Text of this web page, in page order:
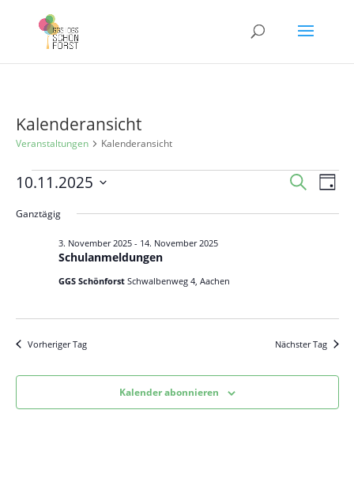
Kalenderansicht
Veranstaltungen Kalenderansicht
Veranstaltungen
10.
November
2025
und
Suche
Tag
10.11.2025
wählen.
Ganztägig
Schulanmeldungen
3. November 2025- 14. November 2025
GGS Schönforst Schwalbenweg 4, Aachen
Vorheriger Tag Nächster Tag
Kalender abonnieren